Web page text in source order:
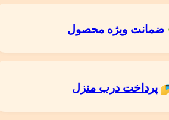
ضمانت ویژه محصول
پرداخت درب منزل